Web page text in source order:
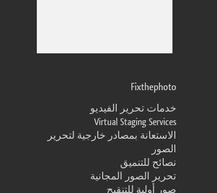
Fixthephoto
خدمات تحرير الفيديو
Virtual Staging Services
الاستعانة بمصادر خارجية لتحرير
الصور
نصائح للتنميق
تحرير الصور المجانية
صور أولية للتنقيح